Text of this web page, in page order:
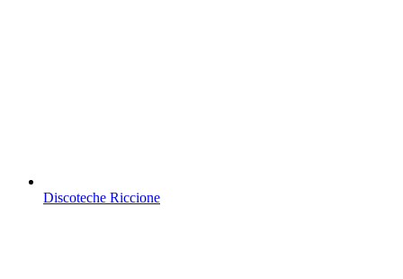
Discoteche Riccione